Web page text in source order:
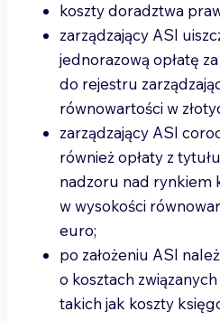
koszty doradztwa
zarządzający ASI
jednorazową opłatę
do rejestru
równowartości w
zarządzający ASI
również opłaty z
nadzoru nad rynkiem
w wysokości
euro;
po założeniu ASI
o kosztach
takich jak koszty